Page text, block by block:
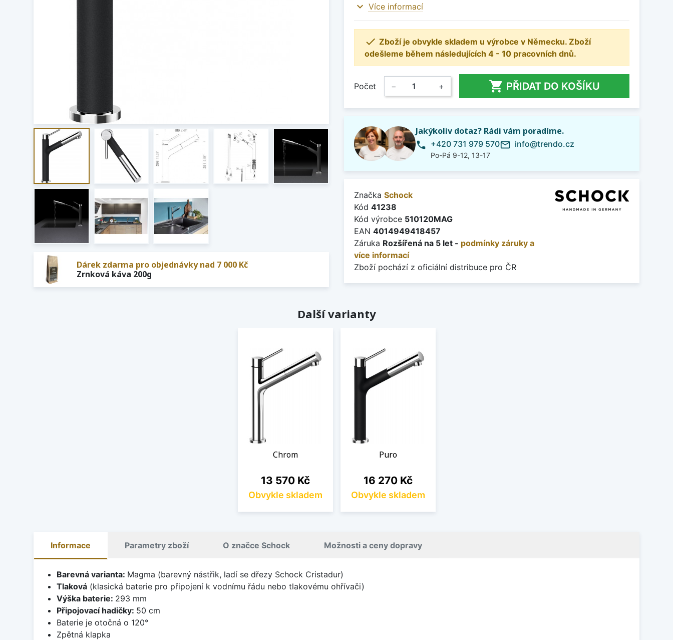
Dárek zdarma pro objednávky nad 7 000 Kč
Zrnková káva 200g
expand_more Více informací
 Zboží je obvykle skladem u výrobce v Německu. Zboží
odešleme během následujících 4 - 10 pracovních dnů.
Počet − +  PŘIDAT DO KOŠÍKU
Jakýkoliv dotaz? Rádi vám poradíme.
phone +420 731 979 570
Po-Pá 9-12, 13-17
mail_outline info@trendo.cz
Značka Schock
Kód 41238
Kód výrobce 510120MAG
EAN 4014949418457
Záruka Rozšířená na 5 let - podmínky záruky a
více informací
Zboží pochází z oficiální distribuce pro ČR
Další varianty
Chrom
Cena
13 570 Kč
Obvykle skladem
Puro
Cena
16 270 Kč
Obvykle skladem
Informace Parametry zboží O značce Schock Možnosti a ceny dopravy
Barevná varianta: Magma (barevný nástřik, ladí se dřezy Schock Cristadur)
Tlaková(klasická baterie pro připojení k vodnímu řádu nebo tlakovému ohřívači)
Výška baterie: 293 mm
Připojovací hadičky: 50 cm
Baterie je otočná o 120°
Zpětná klapka